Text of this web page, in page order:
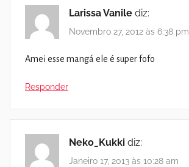
Larissa Vanile diz:
Novembro 27, 2012 às 6:38 pm
Amei esse mangá ele é super fofo
Responder
Neko_Kukki diz:
Janeiro 17, 2013 às 10:28 am